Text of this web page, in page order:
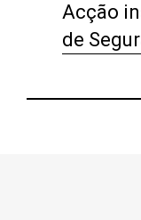
Acção
de